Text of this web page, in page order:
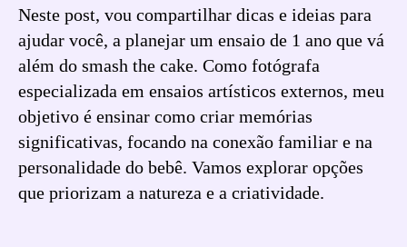
Neste post, vou compartilhar dicas e ideias para
ajudar você, a planejar um ensaio de 1 ano que vá
além do smash the cake. Como fotógrafa
especializada em ensaios artísticos externos, meu
objetivo é ensinar como criar memórias
significativas, focando na conexão familiar e na
personalidade do bebê. Vamos explorar opções
que priorizam a natureza e a criatividade.